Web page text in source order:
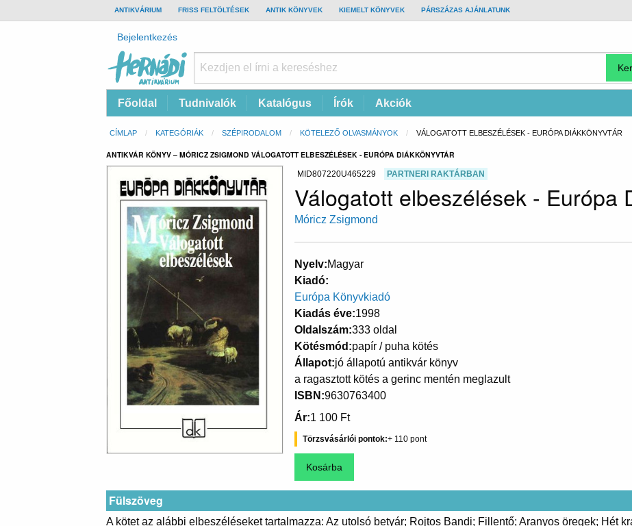
TOP
BAR
ANTIKVÁRIUM FRISS FELTÖLTÉSEK ANTIK KÖNYVEK KIEMELT KÖNYVEK PÁRSZÁZAS AJÁNLATUNK
Felhasználói
fiók
menüje
Bejelentkezés
Antikvárium
Online
Fő
navigáció
Főoldal Tudnivalók Katalógus Írók Akciók
Morzsa
CÍMLAP KATEGÓRIÁK SZÉPIRODALOM KÖTELEZŐ OLVASMÁNYOK CURRENT:
VÁLOGATOTT ELBESZÉLÉSEK - EURÓPA DIÁKKÖNYVTÁR
ANTIKVÁR KÖNYV – MÓRICZ ZSIGMOND VÁLOGATOTT ELBESZÉLÉSEK - EURÓPA DIÁKKÖNYVTÁR
MID807220U465229 PARTNERI RAKTÁRBAN
Válogatott elbeszélések - Európa
Móricz Zsigmond
Nyelv Magyar
Kiadó
Európa Könyvkiadó
Kiadás éve 1998
Oldalszám 333 oldal
Kötésmód papír / puha kötés
Állapot jó állapotú antikvár könyv
a ragasztott kötés a gerinc mentén meglazult
ISBN 9630763400
Ár 1 100 Ft
Törzsvásárlói pontok 110
Fülszöveg
A kötet az alábbi elbeszéléseket tartalmazza: Az utolsó betyár; Rojtos Bandi; Fillentő; Aranyos öregek; Hét